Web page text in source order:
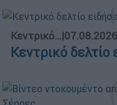
Κεντρικό...|
Κεντρικό